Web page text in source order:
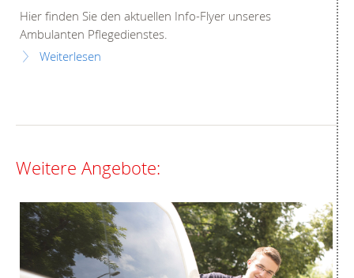
Hier finden Sie den aktuellen Info-Flyer unseres
Ambulanten Pflegedienstes.
Weiterlesen
Weitere Angebote: